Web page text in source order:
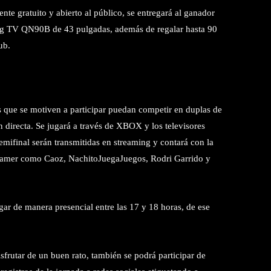
gratuito y abierto al público, se entregará al ganador
QN90B de 43 pulgadas, además de regalar hasta 90
se motiven a participar puedan competir en duplas de
Se jugará a través de XBOX y los televisores
serán transmitidas en streaming y contará con la
como Caoz, NachitoJuegaJuegos, Rodri Garrido y
de manera presencial entre las 17 y 18 horas, de ese
de un buen rato, también se podrá participar de